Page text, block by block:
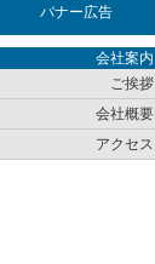
バナー広告
会社案内
ご挨拶
会社概要
アクセス